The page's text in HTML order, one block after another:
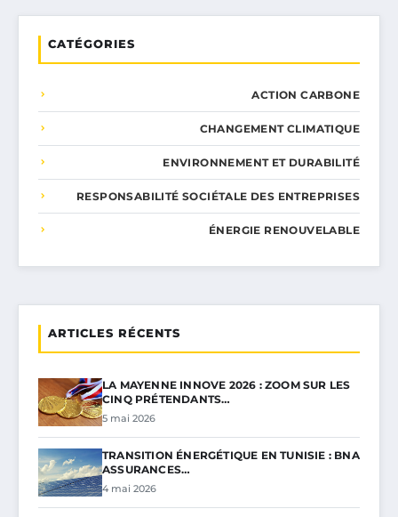
CATÉGORIES
ACTION CARBONE
CHANGEMENT CLIMATIQUE
ENVIRONNEMENT ET DURABILITÉ
RESPONSABILITÉ SOCIÉTALE DES ENTREPRISES
ÉNERGIE RENOUVELABLE
ARTICLES RÉCENTS
LA MAYENNE INNOVE 2026 : ZOOM SUR LES
CINQ PRÉTENDANTS…
5 mai 2026
TRANSITION ÉNERGÉTIQUE EN TUNISIE : BNA
ASSURANCES…
4 mai 2026